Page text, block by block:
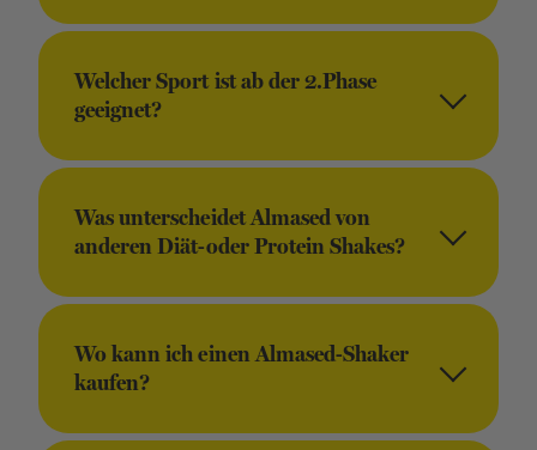
Welcher Sport ist ab der 2.Phase
geeignet?
Was unterscheidet Almased von
anderen Diät-oder Protein Shakes?
Wo kann ich einen Almased-Shaker
kaufen?